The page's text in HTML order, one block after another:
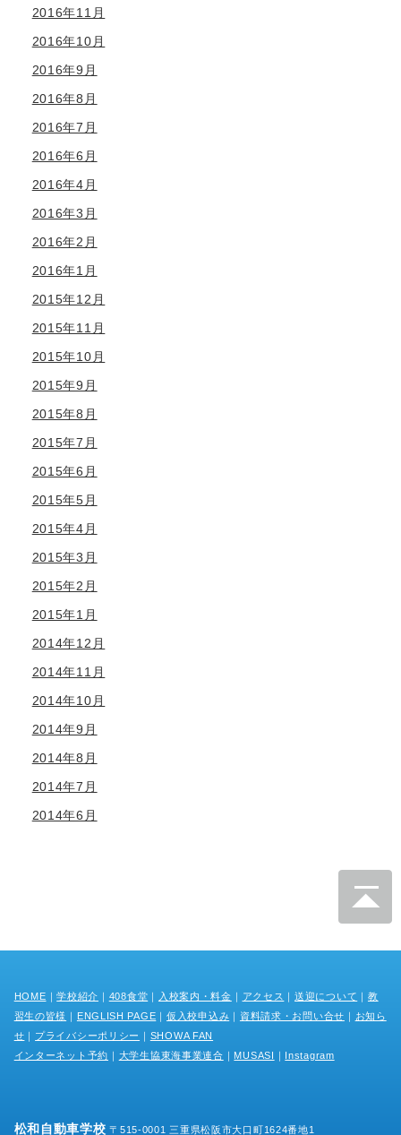
2016年11月
2016年10月
2016年9月
2016年8月
2016年7月
2016年6月
2016年4月
2016年3月
2016年2月
2016年1月
2015年12月
2015年11月
2015年10月
2015年9月
2015年8月
2015年7月
2015年6月
2015年5月
2015年4月
2015年3月
2015年2月
2015年1月
2014年12月
2014年11月
2014年10月
2014年9月
2014年8月
2014年7月
2014年6月
HOME ｜学校紹介 ｜ 408食堂 ｜ 入校案内・料金 ｜ アクセス ｜送迎について ｜ 教
習生の皆様 ｜ ENGLISH PAGE ｜ 仮入校申込み ｜ 資料請求・お問い合せ ｜ お知ら
せ ｜ プライバシーポリシー ｜ SHOWA FAN
インターネット予約 ｜ 大学生協東海事業連合 ｜ MUSASI ｜ Instagram
松和自動車学校 〒515-0001 三重県松阪市大口町1624番地1